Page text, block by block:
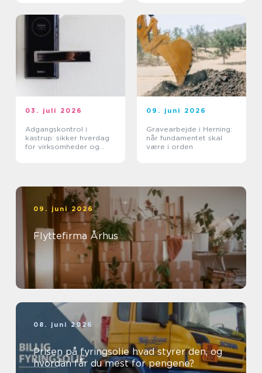
03. juli 2026
Adgangskontrol i
kastrup: sikker hverdag
for virksomheder og
09. juni 2026
Gravearbejde i Herning:
når fundamentet skal
være i orden
09. juni 2026
Flyttefirma Århus
08. juni 2026
Prisen på fyringsolie hvad styrer den, og
hvordan får du mest for pengene?